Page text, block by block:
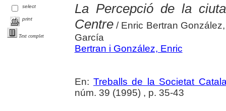
select
print
Text complet
La Percepció de la
Centre/ Enric Bertran
García
Bertran i González, Enric
En: Treballs de la Societat
núm. 39 (1995) , p. 35-43